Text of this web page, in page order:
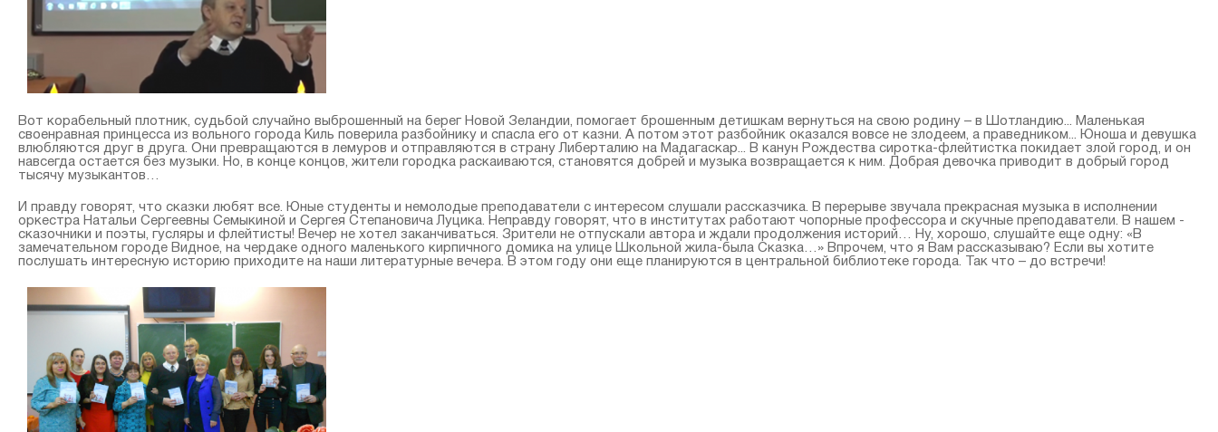
Вот корабельный плотник, судьбой случайно выброшенный на берег Новой Зеландии, помогает брошенным детишкам вернуться на свою родину – в Шотландию... Маленькая
своенравная принцесса из вольного города Киль поверила разбойнику и спасла его от казни. А потом этот разбойник оказался вовсе не злодеем, а праведником... Юноша и девушка
влюбляются друг в друга. Они превращаются в лемуров и отправляются в страну Либерталию на Мадагаскар... В канун Рождества сиротка-флейтистка покидает злой город, и он
навсегда остается без музыки. Но, в конце концов, жители городка раскаиваются, становятся добрей и музыка возвращается к ним. Добрая девочка приводит в добрый город
тысячу музыкантов…
И правду говорят, что сказки любят все. Юные студенты и немолодые преподаватели с интересом слушали рассказчика. В перерыве звучала прекрасная музыка в исполнении
оркестра Натальи Сергеевны Семыкиной и Сергея Степановича Луцика. Неправду говорят, что в институтах работают чопорные профессора и скучные преподаватели. В нашем -
сказочники и поэты, гусляры и флейтисты! Вечер не хотел заканчиваться. Зрители не отпускали автора и ждали продолжения историй… Ну, хорошо, слушайте еще одну: «В
замечательном городе Видное, на чердаке одного маленького кирпичного домика на улице Школьной жила-была Сказка…» Впрочем, что я Вам рассказываю? Если вы хотите
послушать интересную историю приходите на наши литературные вечера. В этом году они еще планируются в центральной библиотеке города. Так что – до встречи!